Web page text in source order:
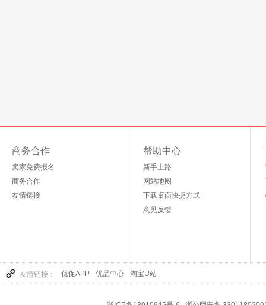
商务合作
卖家免费报名
商务合作
友情链接
帮助中心
新手上路
网站地图
下载桌面快捷方式
意见反馈
友情链接： 优促APP 优品中心 淘宝U站